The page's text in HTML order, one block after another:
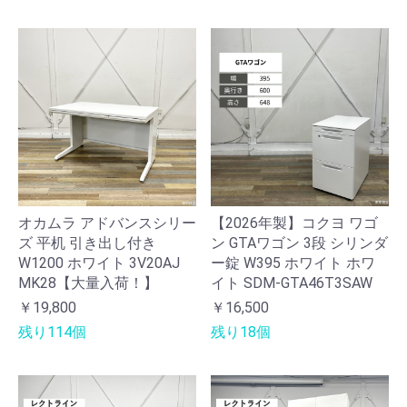
オカムラ アドバンスシリー
ズ 平机 引き出し付き
W1200 ホワイト 3V20AJ
MK28【大量入荷！】
￥19,800
残り114個
【2026年製】コクヨ ワゴ
ン GTAワゴン 3段 シリンダ
ー錠 W395 ホワイト ホワ
イト SDM-GTA46T3SAW
￥16,500
残り18個